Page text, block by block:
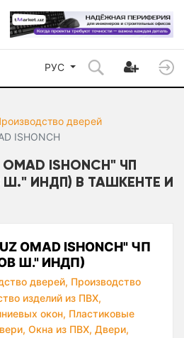
РУС
дверей
ISHONCH
OMAD ISHONCH" ЧП
ИНДП) В ТАШКЕНТЕ И
OMAD ISHONCH" ЧП
Ш." ИНДП)
дверей, Производство
изделий из ПВХ,
окон, Пластиковые
Окна из ПВХ, Двери,